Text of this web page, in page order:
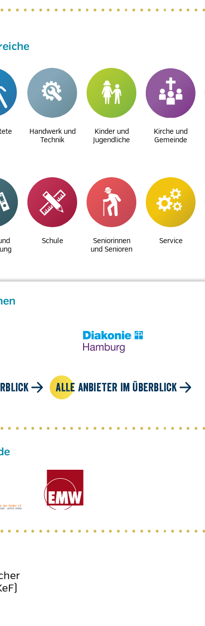
Handwerk und
Technik
Kinder und
Jugendliche
Kirche und
Gemeinde
Schule
Seniorinnen
und Senioren
Service
ALLE ANBIETER IM ÜBERBLICK